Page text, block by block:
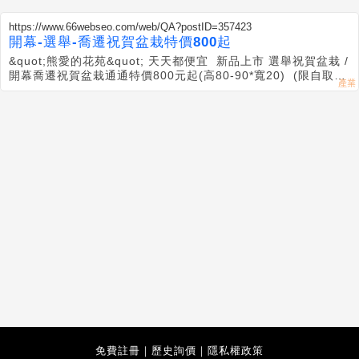
https://www.66webseo.com/web/QA?postID=357423
開幕-選舉-喬遷祝賀盆栽特價800起
&quot;熊愛的花苑&quot; 天天都便宜 新品上市 選舉祝賀盆栽 /
開幕喬遷祝賀盆栽通通特價800元起(高80-90*寬20) (限自取~
需專人外送另加運費)滿額免運費外送到府
免費註冊 ｜ 歷史詢價 ｜ 隱私權政策